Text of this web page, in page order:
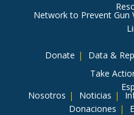
Network to Prevent Gun
Donate Data &
Take
Nosotros Noticias
Donaciones